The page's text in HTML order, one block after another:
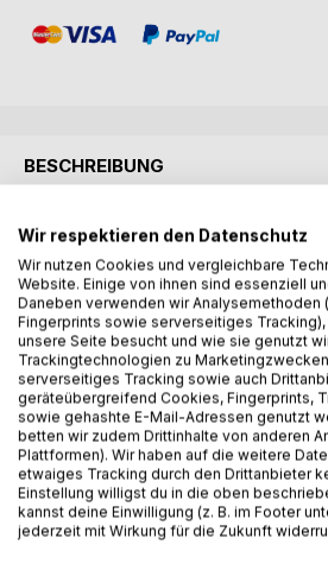
BESCHREIBUNG
»Lauf. Lauf so weit du kannst. Denn
und ich werde dich finden. Selbst
gesamte Welt zu Staub zermahlen
Eben hat auf ihrem Weg durch die
gefunden, mit dem sie nie gerechnet
während sie noch versucht ihre
bereits dunkle Wolken über dem
auf.
Denn die Wege der Unterwelt sind
finden sich die jungen Halbgötter im
wieder, dessen Ausgang das
Wir respektieren den Datenschutz
Wir nutzen Cookies und vergleichbare
Website. Einige von ihnen sind essenziell
Daneben verwenden wir Analysemethoden
Fingerprints sowie serverseitiges
unsere Seite besucht und wie sie genutzt
Trackingtechnologien zu
serverseitiges Tracking sowie auch
geräteübergreifend Cookies, Fingerprints,
sowie gehashte E-Mail-Adressen genutzt
betten wir zudem Drittinhalte von anderen
Plattformen). Wir haben auf die weitere
etwaiges Tracking durch den Drittanbieter
Einstellung willigst du in die oben
kannst deine Einwilligung (z. B. im Footer
jederzeit mit Wirkung für die Zukunft